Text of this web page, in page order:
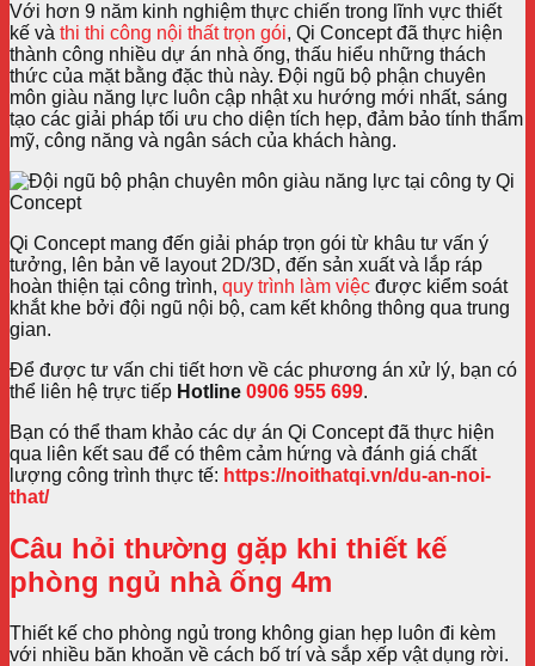
Với hơn 9 năm kinh nghiệm thực chiến trong lĩnh vực thiết
kế và thi thi công nội thất trọn gói, Qi Concept đã thực hiện
thành công nhiều dự án nhà ống, thấu hiểu những thách
thức của mặt bằng đặc thù này. Đội ngũ bộ phận chuyên
môn giàu năng lực luôn cập nhật xu hướng mới nhất, sáng
tạo các giải pháp tối ưu cho diện tích hẹp, đảm bảo tính thẩm
mỹ, công năng và ngân sách của khách hàng.
Qi Concept mang đến giải pháp trọn gói từ khâu tư vấn ý
tưởng, lên bản vẽ layout 2D/3D, đến sản xuất và lắp ráp
hoàn thiện tại công trình, quy trình làm việc được kiểm soát
khắt khe bởi đội ngũ nội bộ, cam kết không thông qua trung
gian.
Để được tư vấn chi tiết hơn về các phương án xử lý, bạn có
thể liên hệ trực tiếp Hotline 0906 955 699.
Bạn có thể tham khảo các dự án Qi Concept đã thực hiện
qua liên kết sau để có thêm cảm hứng và đánh giá chất
lượng công trình thực tế: https://noithatqi.vn/du-an-noi-
that/
Câu hỏi thường gặp khi thiết kế
phòng ngủ nhà ống 4m
Thiết kế cho phòng ngủ trong không gian hẹp luôn đi kèm
với nhiều băn khoăn về cách bố trí và sắp xếp vật dụng rời.